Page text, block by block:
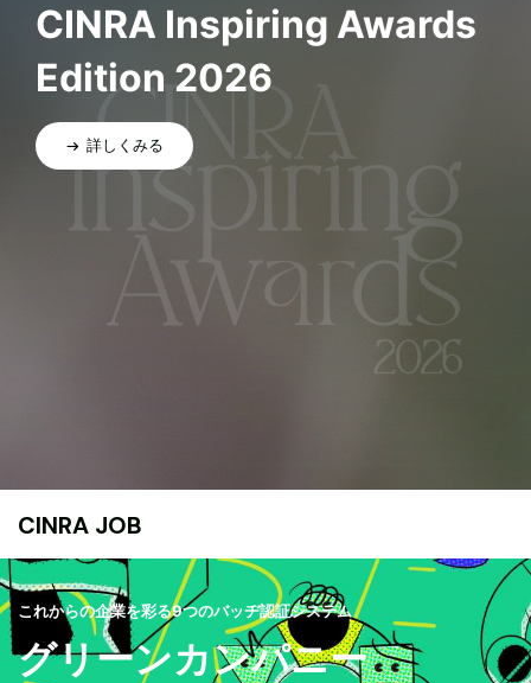
CINRA Inspiring Awards
Edition 2026
詳しくみる
CINRA JOB
これからの企業を彩る9つのバッヂ認証システム
グリーンカンパニー